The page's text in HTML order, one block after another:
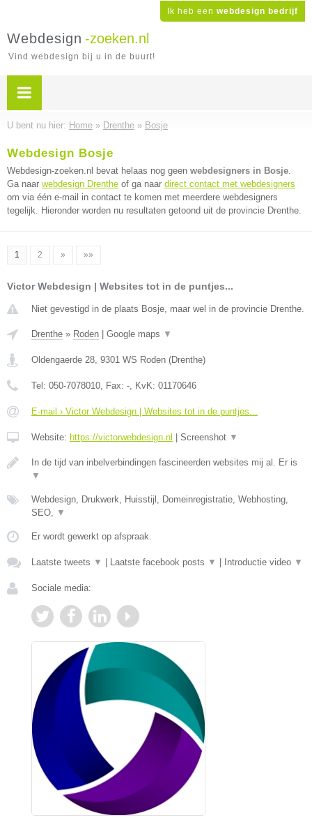
Ik heb een webdesign bedrijf
Webdesign -zoeken.nl
Vind webdesign bij u in de buurt!
U bent nu hier: Home » Drenthe » Bosje
Webdesign Bosje
Webdesign-zoeken.nl bevat helaas nog geen webdesigners in Bosje.
Ga naar webdesign Drenthe of ga naar direct contact met webdesigners
om via één e-mail in contact te komen met meerdere webdesigners
tegelijk. Hieronder worden nu resultaten getoond uit de provincie Drenthe.
1 2 » »»
Victor Webdesign | Websites tot in de puntjes...
Niet gevestigd in de plaats Bosje, maar wel in de provincie Drenthe.
Drenthe » Roden Google maps ▼
Oldengaerde 28, 9301 WS Roden (Drenthe)
Tel: 050-7078010, Fax: -, KvK: 01170646
E-mail › Victor Webdesign | Websites tot in de puntjes...
Website: https://victorwebdesign.nl Screenshot ▼
In de tijd van inbelverbindingen fascineerden websites mij al. Er is
▼
Webdesign, Drukwerk, Huisstijl, Domeinregistratie, Webhosting,
SEO, ▼
Er wordt gewerkt op afspraak.
Laatste tweets ▼ Laatste facebook posts ▼ Introductie video ▼
Sociale media: